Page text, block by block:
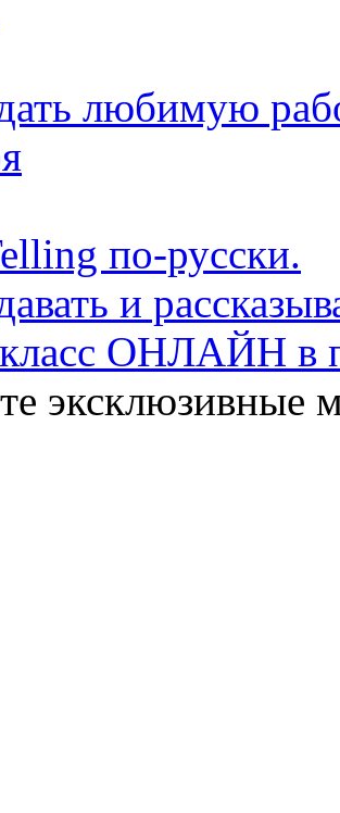
любимую
по-русски.
и
ОНЛАЙН в
эксклюзивные